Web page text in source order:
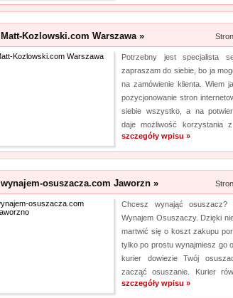
Matt-Kozlowski.com Warszawa »
Potrzebny jest specjalista
zapraszam do siebie, bo ja
na zamówienie klienta. Wiem
pozycjonowanie stron
siebie wszystko, a na
daje możliwość korzystania
szczegóły wpisu »
wynajem-osuszacza.com Jaworzn »
Chcesz wynająć osuszacz?
Wynajem Osuszaczy. Dzięki
martwić się o koszt zakupu
tylko po prostu wynajmiesz go
kurier dowiezie Twój
zacząć osuszanie. Kurier
szczegóły wpisu »